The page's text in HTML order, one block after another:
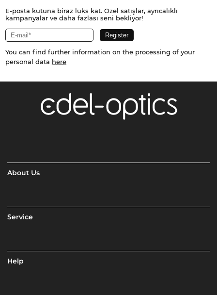
E-posta kutuna biraz lüks kat. Özel satışlar, ayrıcalıklı
kampanyalar ve daha fazlası seni bekliyor!
You can find further information on the processing of your
personal data here
About Us
Service
Help